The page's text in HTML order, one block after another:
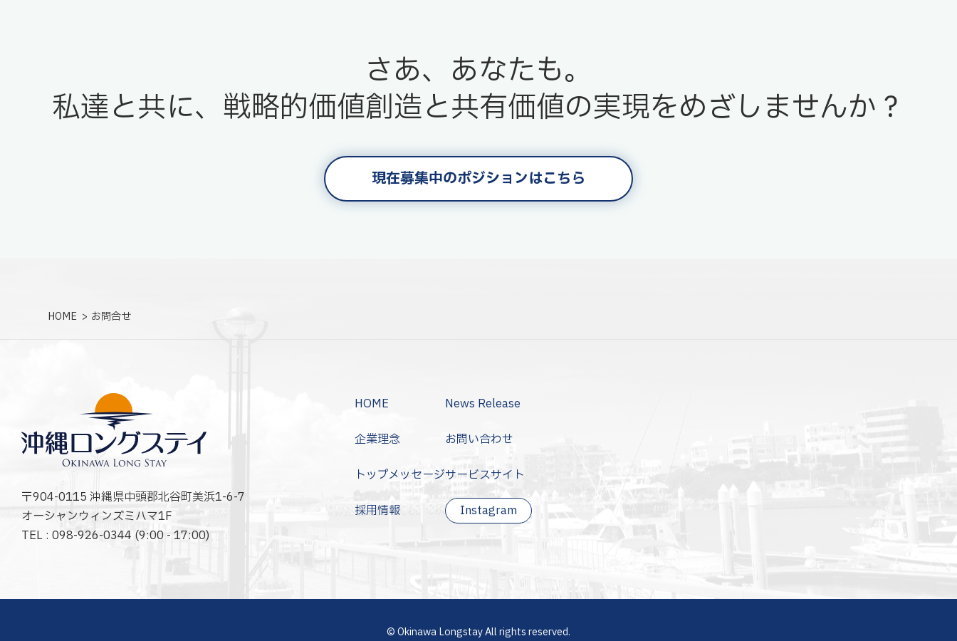
さあ、あなたも。
私達と共に、戦略的価値創造と共有価値の実現をめざしませんか？
現在募集中のポジションはこちら
HOME お問合せ
〒904-0115 沖縄県中頭郡北谷町美浜1-6-7
オーシャンウィンズミハマ1F
TEL : 098-926-0344 (9:00 - 17:00)
HOME
企業理念
トップメッセージ
採用情報
News Release
お問い合わせ
サービスサイト
Instagram
© Okinawa Longstay All rights reserved.